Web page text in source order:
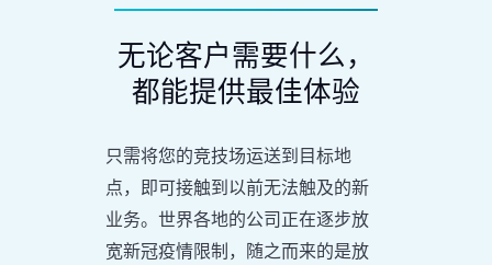
无论客户需要什么，
都能提供最佳体验
只需将您的竞技场运送到目标地
点，即可接触到以前无法触及的新
业务。世界各地的公司正在逐步放
宽新冠疫情限制，随之而来的是放